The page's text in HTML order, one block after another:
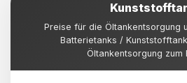
Preise für die Öltankentsorgung
Batterietanks /
Öltankentsorgung zum